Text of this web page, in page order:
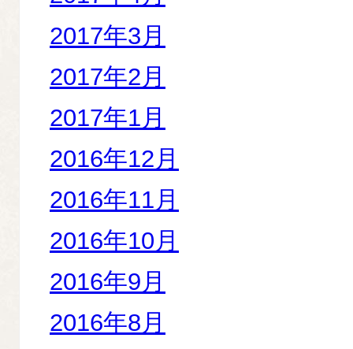
2017年3月
2017年2月
2017年1月
2016年12月
2016年11月
2016年10月
2016年9月
2016年8月